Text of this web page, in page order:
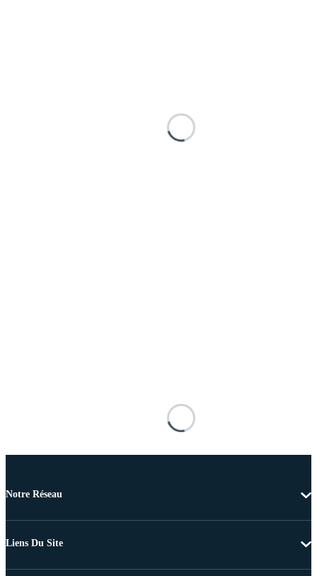
Notre Réseau
Liens Du Site